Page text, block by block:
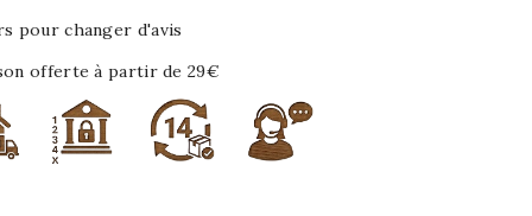
pour changer d'avis
offerte à partir de 29€